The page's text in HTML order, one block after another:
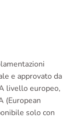
e approvato da
livello europeo,
(European
solo con